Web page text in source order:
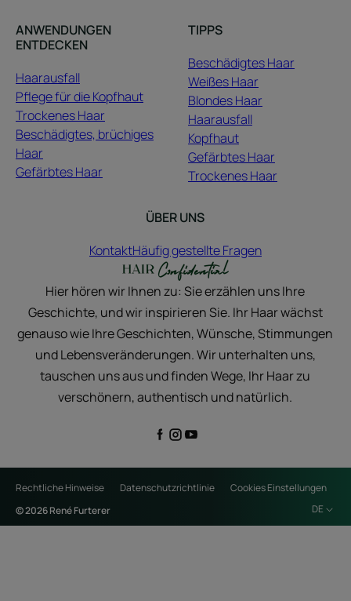
ANWENDUNGEN
ENTDECKEN
Haarausfall
Pflege für die Kopfhaut
Trockenes Haar
Beschädigtes, brüchiges
Haar
Gefärbtes Haar
TIPPS
Beschädigtes Haar
Weißes Haar
Blondes Haar
Haarausfall
Kopfhaut
Gefärbtes Haar
Trockenes Haar
ÜBER UNS
KontaktHäufig gestellte Fragen
Hier hören wir Ihnen zu: Sie erzählen uns Ihre
Geschichte, und wir inspirieren Sie. Ihr Haar wächst
genauso wie Ihre Geschichten, Wünsche, Stimmungen
und Lebensveränderungen. Wir unterhalten uns,
tauschen uns aus und finden Wege, Ihr Haar zu
verschönern, authentisch und natürlich.
Rechtliche Hinweise Datenschutzrichtlinie
Cookies Einstellungen
© 2026 René Furterer
DE